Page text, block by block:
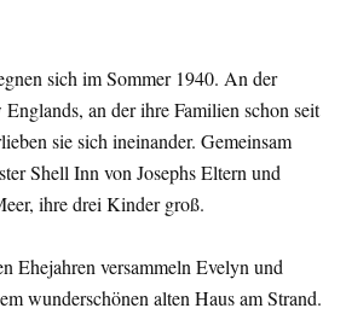
sich im Sommer 1940. An der
an der ihre Familien schon seit
sie sich ineinander. Gemeinsam
Shell Inn von Josephs Eltern und
ihre drei Kinder groß.
Ehejahren versammeln Evelyn und
wunderschönen alten Haus am Strand.